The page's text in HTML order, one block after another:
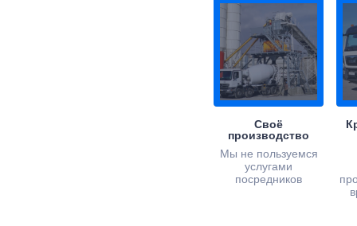
Своё
производство
Мы не пользуемся
услугами
посредников